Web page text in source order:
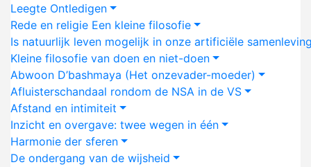
Leegte Ontledigen
Rede en religie Een kleine filosofie
Is natuurlijk leven mogelijk in onze artificiële
Kleine filosofie van doen en niet-doen
Abwoon D’bashmaya (Het onzevader-moeder)
Afluisterschandaal rondom de NSA in de VS
Afstand en intimiteit
Inzicht en overgave: twee wegen in één
Harmonie der sferen
De ondergang van de wijsheid